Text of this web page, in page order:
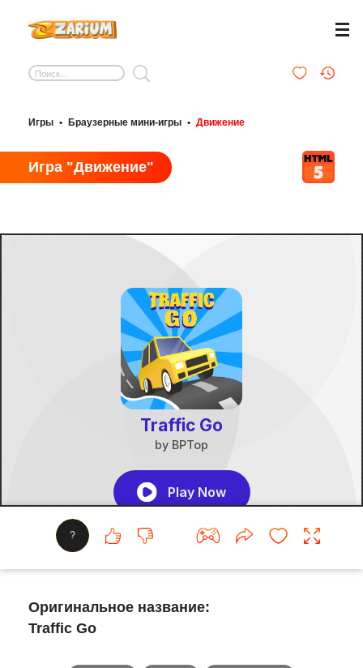
Игры • Браузерные мини-игры • Движение
Игра "Движение"
?
Оригинальное название:
Traffic Go